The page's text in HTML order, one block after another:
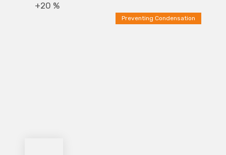
+20 %
Preventing Condensation